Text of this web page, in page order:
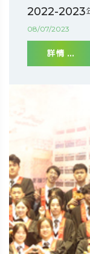
2022-2023
08/07/2023
詳情 ...